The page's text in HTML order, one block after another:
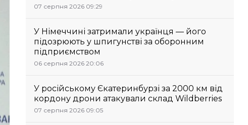
07 серпня 2026 09:29
У Німеччині затримали українця — його
підозрюють у шпигунстві за оборонним
підприємством
06 серпня 2026 20:06
У російському Єкатеринбурзі за 2000 км від
кордону дрони атакували склад Wildberries
07 серпня 2026 09:05